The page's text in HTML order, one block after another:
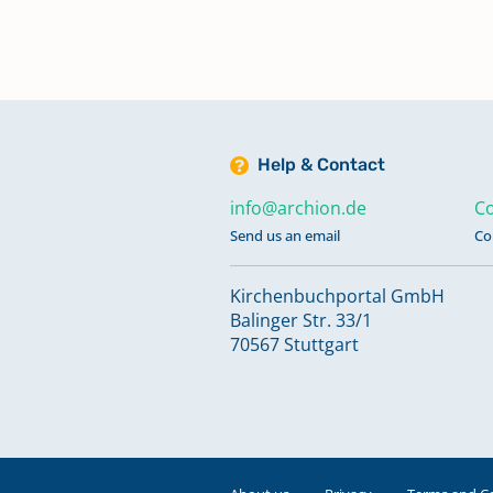
Keine verfügbaren Digitalisate
Trauungen 1617 - 1641
Trauungen 1620 - 1624
Keine verfügbaren Digitalisate
Help & Contact
info@archion.de
Send us an email
Kirchenbuchportal GmbH
Balinger Str. 33/1
70567 Stuttgart